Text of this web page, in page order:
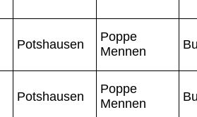
Potshausen
Poppe
Mennen
Potshausen
Poppe
Mennen